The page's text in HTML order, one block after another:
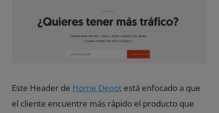
Este Header de Home Depot está enfocado a que
el cliente encuentre más rápido el producto que